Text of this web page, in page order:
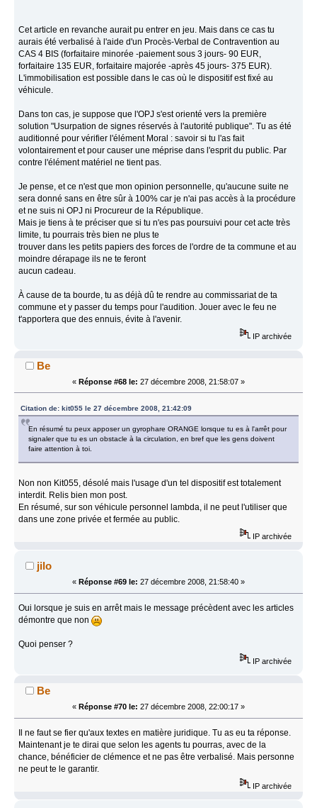
Cet article en revanche aurait pu entrer en jeu. Mais dans ce cas tu
aurais été verbalisé à l'aide d'un Procès-Verbal de Contravention au
CAS 4 BIS (forfaitaire minorée -paiement sous 3 jours- 90 EUR,
forfaitaire 135 EUR, forfaitaire majorée -après 45 jours- 375 EUR).
L'immobilisation est possible dans le cas où le dispositif est fixé au
véhicule.
Dans ton cas, je suppose que l'OPJ s'est orienté vers la première
solution "Usurpation de signes réservés à l'autorité publique". Tu as été
auditionné pour vérifier l'élément Moral : savoir si tu l'as fait
volontairement et pour causer une méprise dans l'esprit du public. Par
contre l'élément matériel ne tient pas.
Je pense, et ce n'est que mon opinion personnelle, qu'aucune suite ne
sera donné sans en être sûr à 100% car je n'ai pas accès à la procédure
et ne suis ni OPJ ni Procureur de la République.
Mais je tiens à te préciser que si tu n'es pas poursuivi pour cet acte très
limite, tu pourrais très bien ne plus te
trouver dans les petits papiers des forces de l'ordre de ta commune et au
moindre dérapage ils ne te feront
aucun cadeau.
À cause de ta bourde, tu as déjà dû te rendre au commissariat de ta
commune et y passer du temps pour l'audition. Jouer avec le feu ne
t'apportera que des ennuis, évite à l'avenir.
IP archivée
Be
« Réponse #68 le: 27 décembre 2008, 21:58:07 »
Citation de: kit055 le 27 décembre 2008, 21:42:09
En résumé tu peux apposer un gyrophare ORANGE lorsque tu es à l'arrêt pour
signaler que tu es un obstacle à la circulation, en bref que les gens doivent
faire attention à toi.
Non non Kit055, désolé mais l'usage d'un tel dispositif est totalement
interdit. Relis bien mon post.
En résumé, sur son véhicule personnel lambda, il ne peut l'utiliser que
dans une zone privée et fermée au public.
IP archivée
jilo
« Réponse #69 le: 27 décembre 2008, 21:58:40 »
Oui lorsque je suis en arrêt mais le message précèdent avec les articles
démontre que non
Quoi penser ?
IP archivée
Be
« Réponse #70 le: 27 décembre 2008, 22:00:17 »
Il ne faut se fier qu'aux textes en matière juridique. Tu as eu ta réponse.
Maintenant je te dirai que selon les agents tu pourras, avec de la
chance, bénéficier de clémence et ne pas être verbalisé. Mais personne
ne peut te le garantir.
IP archivée